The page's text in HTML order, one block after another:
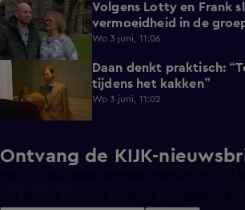
0:40
Volgens Lotty en Frank
vermoeidheid in de
Wo 3 juni, 11:06
0:49
Daan denkt praktisch:
tijdens het kakken”
Wo 3 juni, 11:02
Ontvang de KIJK-